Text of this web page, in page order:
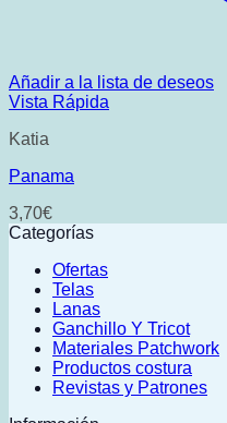
Añadir a la lista de deseos
Vista Rápida
Katia
Panama
3,70€
Categorías
Ofertas
Telas
Lanas
Ganchillo Y Tricot
Materiales Patchwork
Productos costura
Revistas y Patrones